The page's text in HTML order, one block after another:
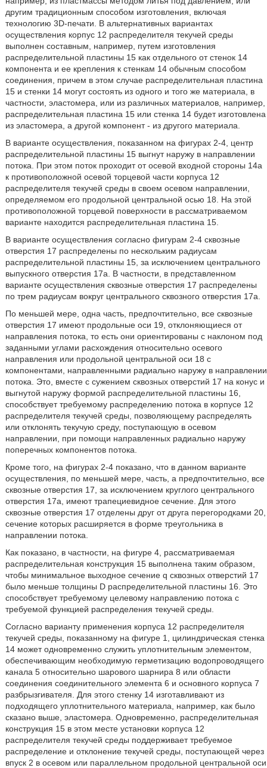
другим традиционным способом изготовления, включая
технологию 3D-печати. В альтернативных вариантах
осуществления корпус 12 распределителя текучей среды
выполнен составным, например, путем изготовления
распределительной пластины 15 как отдельного от стенок 14
компонента и ее крепления к стенкам 14 обычным способом
соединения, причем в этом случае распределительная пластина
15 и стенки 14 могут состоять из одного и того же материала, в
частности, эластомера, или из различных материалов, например,
распределительная пластина 15 или стенка 14 будет изготовлена
из эластомера, а другой компонент - из другого материала.
В варианте осуществления, показанном на фигурах 2-4, центр
распределительной пластины 15 выгнут наружу в направлении
потока. При этом поток проходит от осевой входной стороны 14а
к противоположной осевой торцевой части корпуса 12
распределителя текучей среды в своем осевом направлении,
определяемом его продольной центральной осью 18. На этой
противоположной торцевой поверхности в рассматриваемом
варианте находится распределительная пластина 15.
В варианте осуществления согласно фигурам 2-4 сквозные
отверстия 17 распределены по нескольким радиусам
распределительной пластины 15, за исключением центрального
выпускного отверстия 17а. В частности, в представленном
варианте осуществления сквозные отверстия 17 распределены
по трем радиусам вокруг центрального сквозного отверстия 17а.
По меньшей мере, одна часть, предпочтительно, все сквозные
отверстия 17 имеют продольные оси 19, отклоняющиеся от
направления потока, то есть они ориентированы с наклоном под
заданными углами расхождения относительно осевого
направления или продольной центральной оси 18 с
компонентами, направленными радиально наружу в направлении
потока. Это, вместе с сужением сквозных отверстий 17 на конус и
выгнутой наружу формой распределительной пластины 16,
способствует требуемому распределению потока в корпусе 12
распределителя текучей среды, позволяющему распределять
или отклонять текучую среду, поступающую в осевом
направлении, при помощи направленных радиально наружу
поперечных компонентов потока.
Кроме того, на фигурах 2-4 показано, что в данном варианте
осуществления, по меньшей мере, часть, а предпочтительно, все
сквозные отверстия 17, за исключением круглого центрального
отверстия 17а, имеют трапециевидное сечение. Для этого
сквозные отверстия 17 отделены друг от друга перегородками 20,
сечение которых расширяется в форме треугольника в
направлении потока.
Как показано, в частности, на фигуре 4, рассматриваемая
распределительная конструкция 15 выполнена таким образом,
чтобы минимальное выходное сечение q сквозных отверстий 17
было меньше толщины D распределительной пластины 16. Это
способствует требуемому целевому направлению потока с
требуемой функцией распределения текучей среды.
Согласно варианту применения корпуса 12 распределителя
текучей среды, показанному на фигуре 1, цилиндрическая стенка
14 может одновременно служить уплотнительным элементом,
обеспечивающим необходимую герметизацию водопроводящего
канала 5 относительно шарового шарнира 8 или области
соединения соединительного элемента 6 и основного корпуса 7
разбрызгивателя. Для этого стенку 14 изготавливают из
подходящего уплотнительного материала, например, как было
сказано выше, эластомера. Одновременно, распределительная
конструкция 15 в этом месте установки корпуса 12
распределителя текучей среды поддерживает требуемое
распределение и отклонение текучей среды, поступающей через
впуск 2 в осевом или параллельном продольной центральной оси